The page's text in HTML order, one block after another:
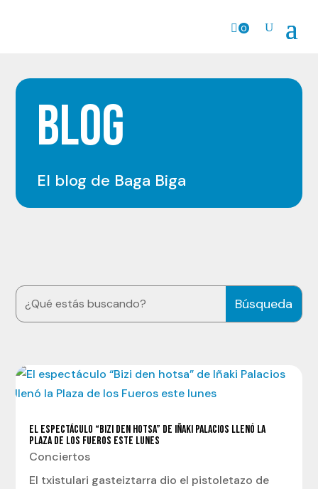
0
BLOG
El blog de Baga Biga
EL ESPECTÁCULO “BIZI DEN HOTSA” DE IÑAKI PALACIOS LLENÓ LA
PLAZA DE LOS FUEROS ESTE LUNES
Conciertos
El txistulari gasteiztarra dio el pistoletazo de